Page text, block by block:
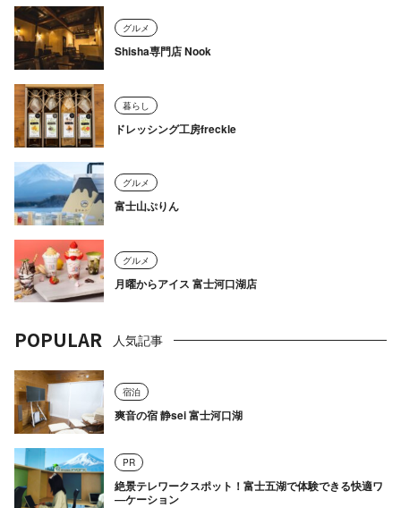
グルメ
Shisha専門店 Nook
暮らし
ドレッシング工房freckle
グルメ
富士山ぷりん
グルメ
月曜からアイス 富士河口湖店
POPULAR 人気記事
宿泊
爽音の宿 静sei 富士河口湖
PR
絶景テレワークスポット！富士五湖で体験できる快適ワ
―ケーション